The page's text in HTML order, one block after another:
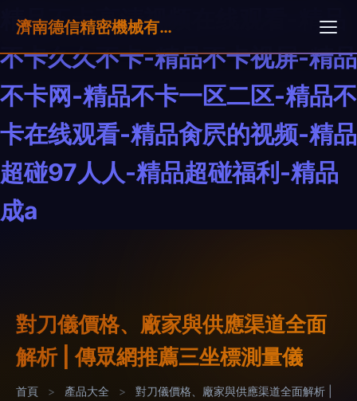
精品不卡高清视频在线观看-精品
不卡久久不卡-精品不卡视屏-精品
不卡网-精品不卡一区二区-精品不
卡在线观看-精品肏屄的视频-精品
超碰97人人-精品超碰福利-精品
成a
濟南德信精密機械有限公司
對刀儀價格、廠家與供應渠道全面
解析 | 傳眾網推薦三坐標測量儀
首頁 > 產品大全 >
對刀儀價格、廠家與供應渠道全面解析 |